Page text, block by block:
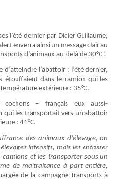
l’été dernier par Didier Guillaume,
enverra ainsi un message clair au
d’animaux au-delà de 30°C !
l’abattoir : l’été dernier,
étouffaient dans le camion qui les
extérieure : 35°C.
– français eux aussi-
qui les transportait vers un abattoir
: 41°C.
des animaux d’élevage, on
intensifs, mais les entasser
et les transporter sous un
de maltraitance à part entière,
de la campagne Transports à